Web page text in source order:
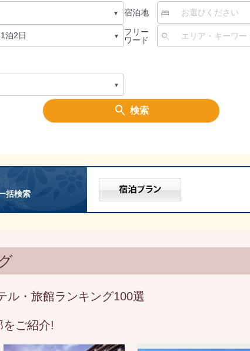
宿泊地
フリー
ワード
検索
括検索
ル・旅館ランキング100選
ご紹介!